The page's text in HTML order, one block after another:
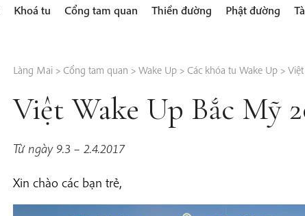
Khoá tu Cổng tam quan Thiền đường Phật đường
Làng Mai> Cổng tam quan > Wake Up> Các khóa tu Wake Up>
Việt Wake Up Bắc Mỹ
Từ ngày 9.3 – 2.4.2017
Xin chào các bạn trẻ,